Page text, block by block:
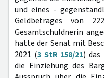
und eines -
Geldbetrages von
Gesamtschuldnerin
hatte der Senat mit
2021 (3 StR 158/21) das
die Einziehung des